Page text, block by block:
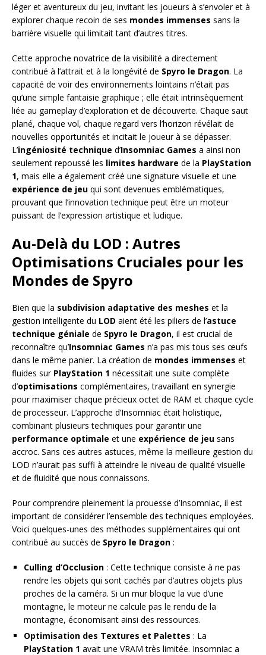
léger et aventureux du jeu, invitant les joueurs à s’envoler et à
explorer chaque recoin de ses mondes immenses sans la
barrière visuelle qui limitait tant d’autres titres.
Cette approche novatrice de la visibilité a directement
contribué à l’attrait et à la longévité de Spyro le Dragon. La
capacité de voir des environnements lointains n’était pas
qu’une simple fantaisie graphique ; elle était intrinsèquement
liée au gameplay d’exploration et de découverte. Chaque saut
plané, chaque vol, chaque regard vers l’horizon révélait de
nouvelles opportunités et incitait le joueur à se dépasser.
L’ingéniosité technique d’Insomniac Games a ainsi non
seulement repoussé les limites hardware de la PlayStation
1, mais elle a également créé une signature visuelle et une
expérience de jeu qui sont devenues emblématiques,
prouvant que l’innovation technique peut être un moteur
puissant de l’expression artistique et ludique.
Au-Delà du LOD : Autres
Optimisations Cruciales pour les
Mondes de Spyro
Bien que la subdivision adaptative des meshes et la
gestion intelligente du LOD aient été les piliers de l’astuce
technique géniale de Spyro le Dragon, il est crucial de
reconnaître qu’Insomniac Games n’a pas mis tous ses œufs
dans le même panier. La création de mondes immenses et
fluides sur PlayStation 1 nécessitait une suite complète
d’optimisations complémentaires, travaillant en synergie
pour maximiser chaque précieux octet de RAM et chaque cycle
de processeur. L’approche d’Insomniac était holistique,
combinant plusieurs techniques pour garantir une
performance optimale et une expérience de jeu sans
accroc. Sans ces autres astuces, même la meilleure gestion du
LOD n’aurait pas suffi à atteindre le niveau de qualité visuelle
et de fluidité que nous connaissons.
Pour comprendre pleinement la prouesse d’Insomniac, il est
important de considérer l’ensemble des techniques employées.
Voici quelques-unes des méthodes supplémentaires qui ont
contribué au succès de Spyro le Dragon :
Culling d’Occlusion : Cette technique consiste à ne pas
rendre les objets qui sont cachés par d’autres objets plus
proches de la caméra. Si un mur bloque la vue d’une
montagne, le moteur ne calcule pas le rendu de la
montagne, économisant ainsi des ressources.
Optimisation des Textures et Palettes : La
PlayStation 1 avait une VRAM très limitée. Insomniac a